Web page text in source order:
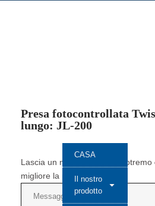
CASA
Il nostro
prodotto
Presa fotocontrollata
lungo: JL-200
Lascia un messaggio così
migliore la prossima volta.